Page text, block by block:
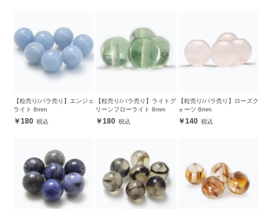
【粒売り/バラ売り】エンジェ
ライト 8mm
180
【粒売り/バラ売り】ライトグ
リーンフローライト 8mm
180
【粒売り/バラ売り】ローズク
ォーツ 8mm
140